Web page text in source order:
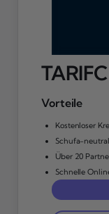
Vorteile
Kostenloser
Schufa-
Über 20
Schnelle